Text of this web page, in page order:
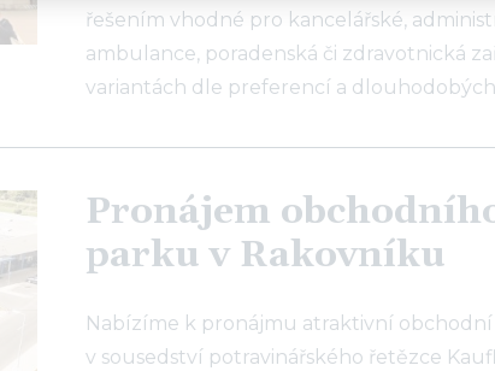
řešením vhodné pro kancelářské,
ambulance, poradenská či zdravotnická
variantách dle preferencí a
Pronájem
parku v Rakovníku
Nabízíme k pronájmu atraktivní
v sousedství potravinářského řetězce